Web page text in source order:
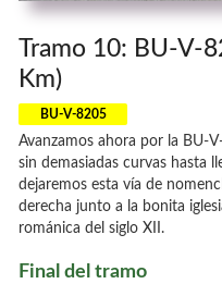
Tramo 10: BU-V-
Km)
BU-V-8205
Avanzamos ahora por la BU-
sin demasiadas curvas hasta
dejaremos esta vía de
derecha junto a la bonita
románica del siglo XII.
Final del tramo